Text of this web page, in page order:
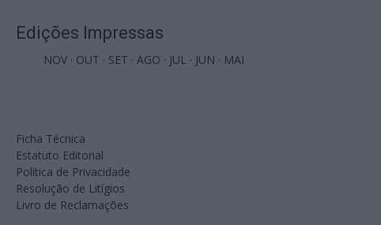
Edições Impressas
NOV · OUT · SET · AGO · JUL · JUN · MAI
Ficha Técnica
Estatuto Editorial
Política de Privacidade
Resolução de Litígios
Livro de Reclamações